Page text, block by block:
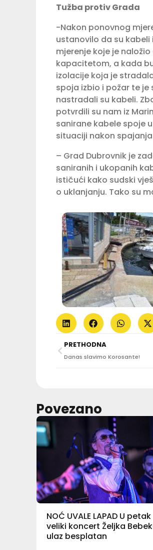
Tužba protiv Grada
-Nakon ponovnog
ustanovilo da su
mjerenje koje je
kapacitetom, a kada
izolacije koja je
spoja izbio i požar te
nastradali su kabeli.
potvrdili su nam iz
sanirane kabele spoje
situaciji nakon
– Grad Dubrovnik je
saniranih i ukopanih
ističući kako sudski
o uklanjanju. Tako su
PRETHODNA
Danas slavimo Korosante!
Povezano
NOĆ UVALE LAPAD U petak
veliki koncert Željka
ulaz besplatan